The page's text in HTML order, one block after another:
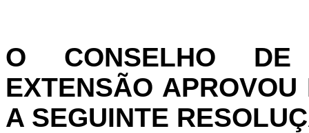
O CONSELHO
EXTENSÃO
A SEGUINTE